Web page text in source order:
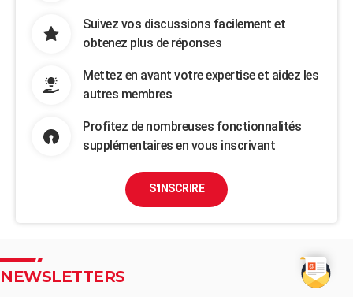
Suivez vos discussions facilement et
obtenez plus de réponses
Mettez en avant votre expertise et aidez les
autres membres
Profitez de nombreuses fonctionnalités
supplémentaires en vous inscrivant
S'INSCRIRE
NEWSLETTERS